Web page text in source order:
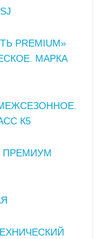
PREMIUM»
МАРКА
К5
ПРЕМИУМ